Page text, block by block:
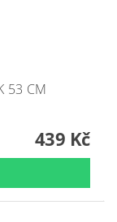
53 CM
439 Kč